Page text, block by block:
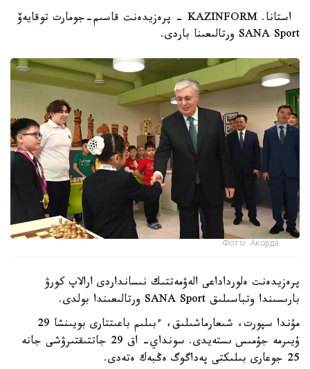
استانا. KAZINFORM - پرەزيدەنت قاسىم-جومارت توقايەۆ
SANA Sport ورتالىعىنا باردى.
Фото: Акорда
پرەزيدەنت ەلورداداعى الەۋمەتتىك نىسانداردى ارالاپ كورۋ
بارىسىندا وتباسىلىق SANA Sport ورتالىعىندا بولدى.
مۇندا سپورت، شىعارماشىلىق، ءبىلىم باعىتتارى بويىنشا 29
ۇيىرمە جۇمىس ىستەيدى. سونداي- اق 29 جاتتىقتىرۋشى جانە
25 جوعارى بىلىكتى پەداگوگ ەڭبەك ەتەدى.